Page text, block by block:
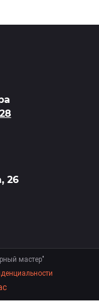
26
мастер"